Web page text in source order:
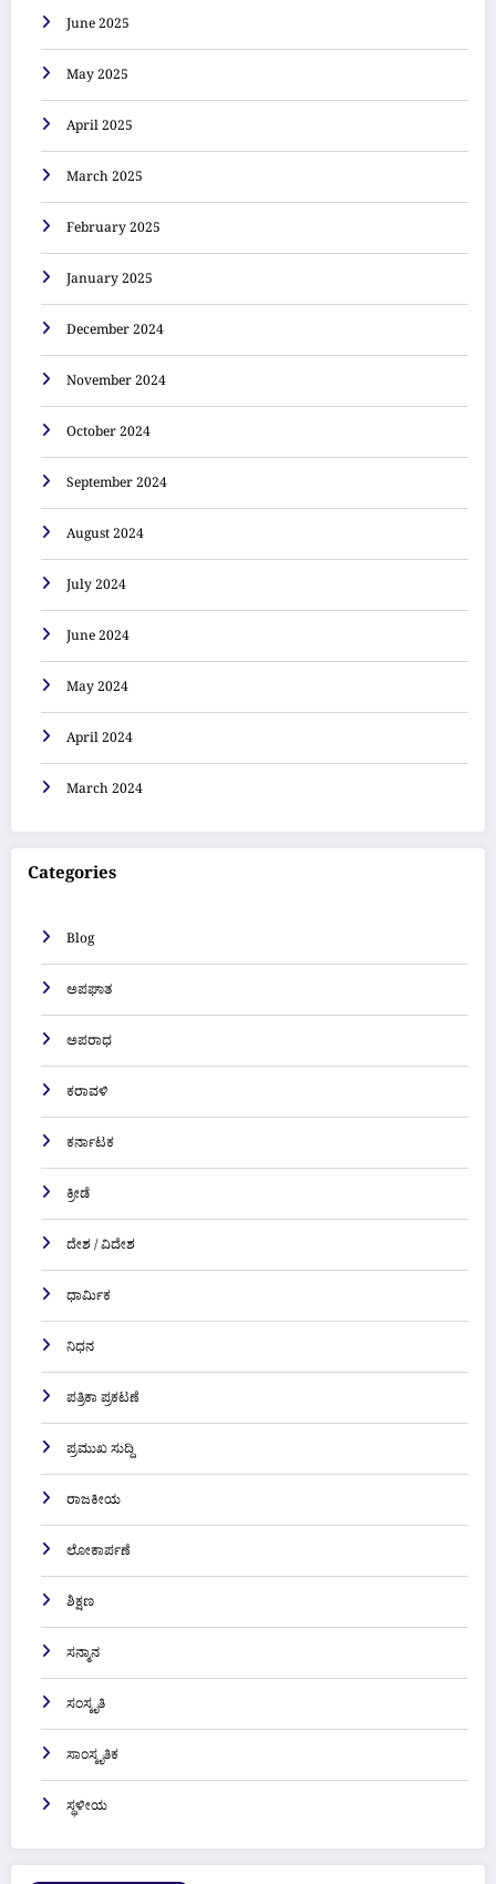
June 2025
May 2025
April 2025
March 2025
February 2025
January 2025
December 2024
November 2024
October 2024
September 2024
August 2024
July 2024
June 2024
May 2024
April 2024
March 2024
Categories
Blog
ಅಪಘಾತ
ಅಪರಾಧ
ಕರಾವಳಿ
ಕರ್ನಾಟಕ
ಕ್ರೀಡೆ
ದೇಶ / ವಿದೇಶ
ಧಾರ್ಮಿಕ
ನಿಧನ
ಪತ್ರಿಕಾ ಪ್ರಕಟಣೆ
ಪ್ರಮುಖ ಸುದ್ದಿ
ರಾಜಕೀಯ
ಲೋಕಾರ್ಪಣೆ
ಶಿಕ್ಷಣ
ಸನ್ಮಾನ
ಸಂಸ್ಕೃತಿ
ಸಾಂಸ್ಕೃತಿಕ
ಸ್ಥಳೀಯ